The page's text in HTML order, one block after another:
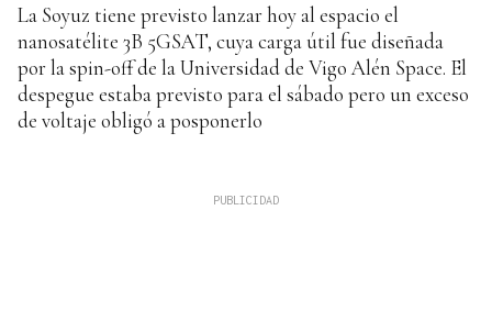
La Soyuz tiene previsto lanzar hoy al espacio el
nanosatélite 3B 5GSAT, cuya carga útil fue diseñada
por la spin-off de la Universidad de Vigo Alén Space. El
despegue estaba previsto para el sábado pero un exceso
de voltaje obligó a posponerlo